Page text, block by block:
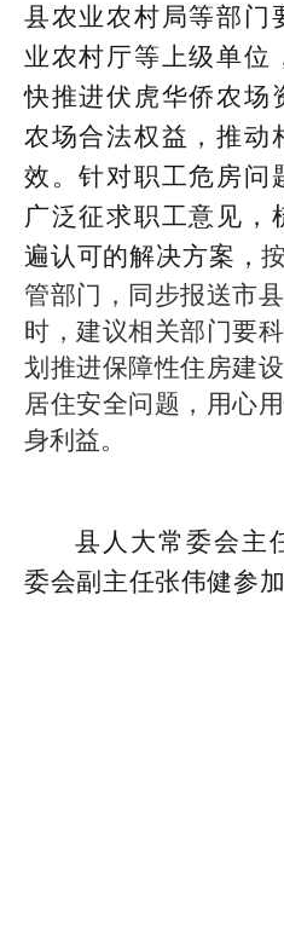
县农业农村局等部门
业农村厅等上级单位
快推进伏虎华侨农场
农场合法权益，推动
效。针对职工危房问
广泛征求职工意见，
遍认可的解决方案，
管部门，同步报送市
时，建议相关部门要
划推进保障性住房建
居住安全问题，用心
身利益。
县人大常委会主
委会副主任张伟健参加